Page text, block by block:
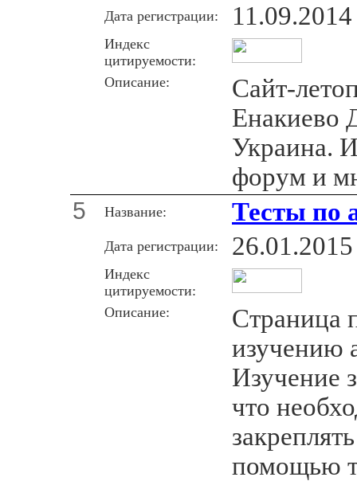
Дата регистрации: 11.09.2014
Индекс
цитируемости:
Описание:
Сайт-
Енакиево
Украина.
форум и
5 Название: Тесты по
Дата регистрации: 26.01.2015
Индекс
цитируемости:
Описание:
Страница
изучению
Изучение
что
помощью